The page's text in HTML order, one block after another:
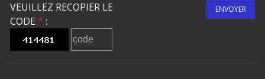
VEUILLEZ RECOPIER LE
CODE * :
ENVOYER